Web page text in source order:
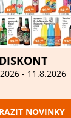
DISKONT
- 11.8.2026
NOVINKY